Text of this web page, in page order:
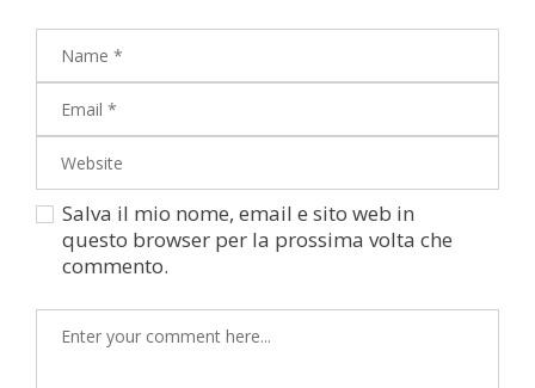
Salva il mio nome, email e sito web in
questo browser per la prossima volta che
commento.